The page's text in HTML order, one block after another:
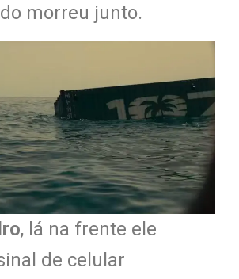
morreu junto.
, lá na frente ele
de celular